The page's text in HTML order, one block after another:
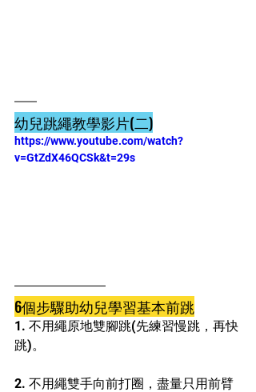
幼兒跳繩教學影片(二)
https://www.youtube.com/watch?
v=GtZdX46QCSk&t=29s
6個步驟助幼兒學習基本前跳
1. 不用繩原地雙腳跳(先練習慢跳，再快
跳)。
2. 不用繩雙手向前打圈，盡量只用前臂